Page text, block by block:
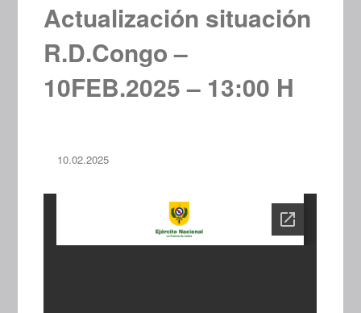
Actualización situación
R.D.Congo –
10FEB.2025 – 13:00 H
10.02.2025